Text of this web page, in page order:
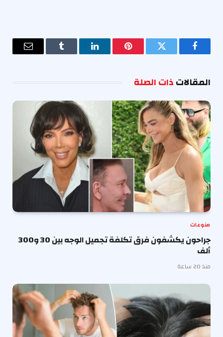
فيسبوك تويتر بينتيريستلينكدإن Tumblr
البريد
المقالاتذات الصلة
منوعات
جراحون يكشفون فرق تكلفة تجميل الوجه بين 30 و300
ألف
منذ 20 ساعة